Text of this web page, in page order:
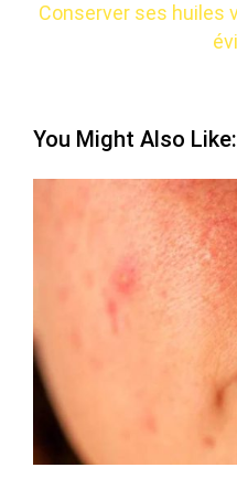
Conserver ses huiles
You Might Also Like: